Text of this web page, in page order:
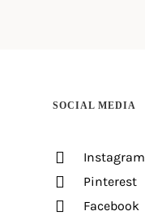
SOCIAL MEDIA
Instagram
Pinterest
Facebook